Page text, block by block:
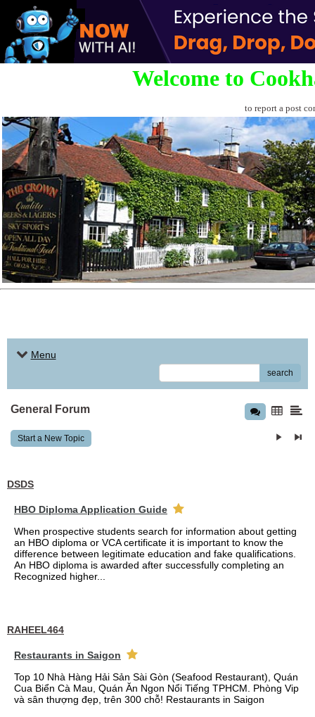
Welcome to
to report a post
Menu
search
General Forum
Start a New Topic
DSDS
HBO Diploma Application Guide
When prospective students search for information about getting
an HBO diploma or VCA certificate it is important to know the
difference between legitimate education and fake qualifications.
An HBO diploma is awarded after successfully completing an
Recognized higher...
RAHEEL464
Restaurants in Saigon
Top 10 Nhà Hàng Hải Sản Sài Gòn (Seafood Restaurant), Quán
Cua Biển Cà Mau, Quán Ăn Ngon Nổi Tiếng TPHCM. Phòng Vip
và sân thượng đẹp, trên 300 chỗ! Restaurants in Saigon